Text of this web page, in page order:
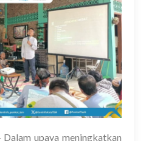
upaya meningkatkan